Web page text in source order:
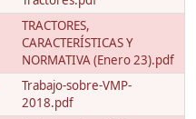
TRACTORES,
CARACTERÍSTICAS Y
NORMATIVA (Enero 23).pdf
Trabajo-sobre-VMP-
2018.pdf